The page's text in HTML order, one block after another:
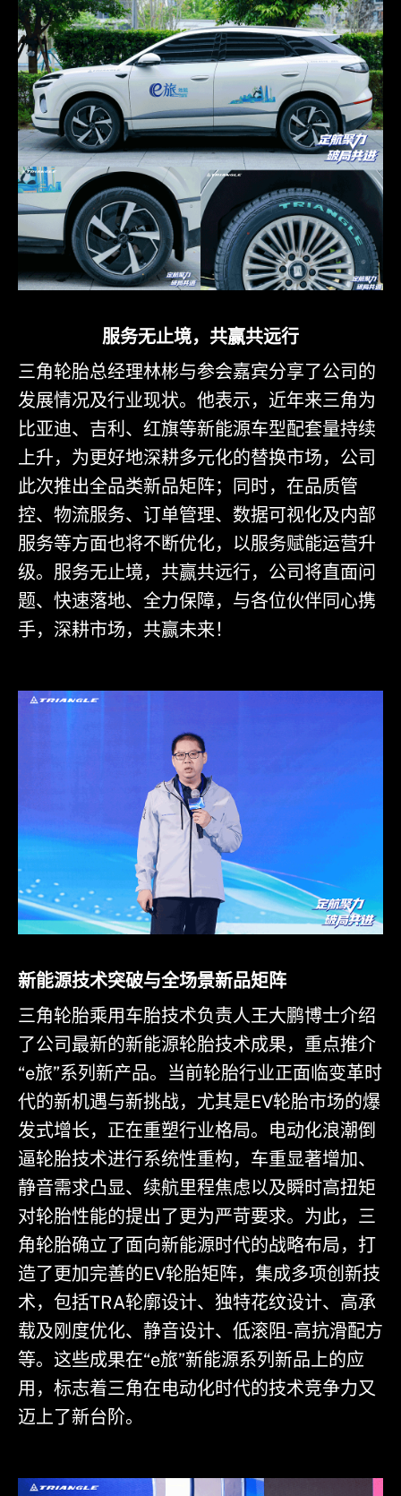
服务无止境，共赢共远行
三角轮胎总经理林彬与参会嘉宾分享了公司的
发展情况及行业现状。他表示，近年来三角为
比亚迪、吉利、红旗等新能源车型配套量持续
上升，为更好地深耕多元化的替换市场，公司
此次推出全品类新品矩阵；同时，在品质管
控、物流服务、订单管理、数据可视化及内部
服务等方面也将不断优化，以服务赋能运营升
级。服务无止境，共赢共远行，公司将直面问
题、快速落地、全力保障，与各位伙伴同心携
手，深耕市场，共赢未来！
新能源技术突破与全场景新品矩阵
三角轮胎乘用车胎技术负责人王大鹏博士介绍
了公司最新的新能源轮胎技术成果，重点推介
“e旅”系列新产品。当前轮胎行业正面临变革时
代的新机遇与新挑战，尤其是EV轮胎市场的爆
发式增长，正在重塑行业格局。电动化浪潮倒
逼轮胎技术进行系统性重构，车重显著增加、
静音需求凸显、续航里程焦虑以及瞬时高扭矩
对轮胎性能的提出了更为严苛要求。为此，三
角轮胎确立了面向新能源时代的战略布局，打
造了更加完善的EV轮胎矩阵，集成多项创新技
术，包括TRA轮廓设计、独特花纹设计、高承
载及刚度优化、静音设计、低滚阻-高抗滑配方
等。这些成果在“e旅”新能源系列新品上的应
用，标志着三角在电动化时代的技术竞争力又
迈上了新台阶。